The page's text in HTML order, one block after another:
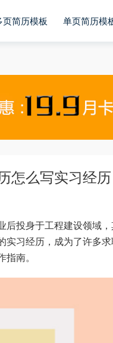
页简历模板 单页简历模
怎么写实习经历
后投身于工程建设领域
实习经历，成为了许多
南。